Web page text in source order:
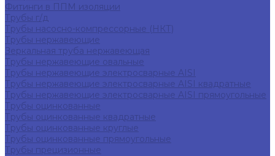
Фитинги в ППМ изоляции
Трубы г/д
Трубы насосно-компрессорные (НКТ)
Трубы нержавеющие
Зеркальная труба нержавеющая
Трубы нержавеющие овальные
Трубы нержавеющие электросварные AISI
Трубы нержавеющие электросварные AISI квадратные
Трубы нержавеющие электросварные AISI прямоугольные
Трубы оцинкованные
Трубы оцинкованные квадратные
Трубы оцинкованные круглые
Трубы оцинкованные прямоугольные
Трубы прецизионные